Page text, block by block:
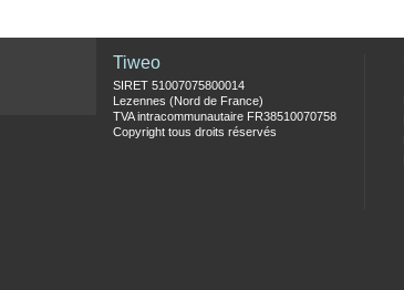
Tiweo
SIRET 51007075800014
Lezennes (Nord de France)
TVA intracommunautaire FR38510070758
Copyright tous droits réservés